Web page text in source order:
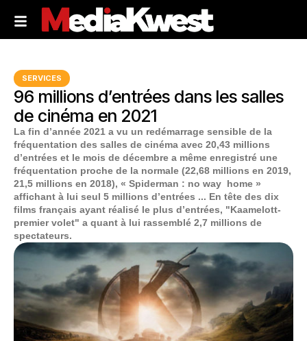
SERVICES
96 millions d’entrées dans les salles
de cinéma en 2021
La fin d’année 2021 a vu un redémarrage sensible de la
fréquentation des salles de cinéma avec 20,43 millions
d’entrées et le mois de décembre a même enregistré une
fréquentation proche de la normale (22,68 millions en 2019,
21,5 millions en 2018), « Spiderman : no way home »
affichant à lui seul 5 millions d’entrées ... En tête des dix
films français ayant réalisé le plus d’entrées, "Kaamelott-
premier volet" a quant à lui rassemblé 2,7 millions de
spectateurs.